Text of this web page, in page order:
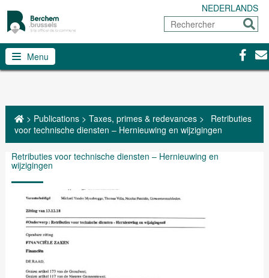
NEDERLANDS
Rechercher
Menu
> Publications> Taxes, primes & redevances>
Retributies
voor technische diensten – Hernieuwing en wijzigingen
Retributies voor technische diensten – Hernieuwing en
wijzigingen